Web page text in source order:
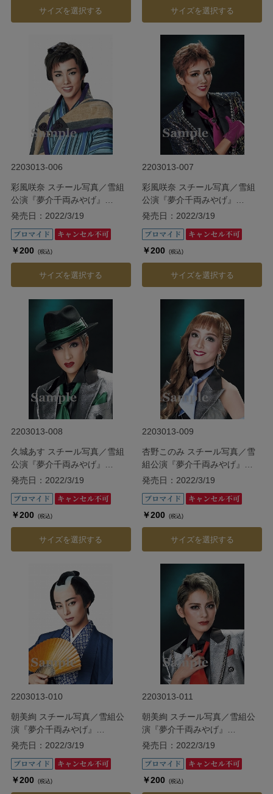
サイズを選択する サイズを選択する
2203013-006
彩風咲奈 スチール写真／雪組
公演『夢介千両みやげ』
『Sensational!』
発売日：2022/3/19
￥200 (税込)
サイズを選択する
2203013-007
彩風咲奈 スチール写真／雪組
公演『夢介千両みやげ』
『Sensational!』
発売日：2022/3/19
￥200 (税込)
サイズを選択する
2203013-008
久城あす スチール写真／雪組
公演『夢介千両みやげ』
『Sensational!』
発売日：2022/3/19
￥200 (税込)
サイズを選択する
2203013-009
杏野このみ スチール写真／雪
組公演『夢介千両みやげ』
『Sensational!』
発売日：2022/3/19
￥200 (税込)
サイズを選択する
2203013-010
朝美絢 スチール写真／雪組公
演『夢介千両みやげ』
『Sensational!』
発売日：2022/3/19
￥200 (税込)
2203013-011
朝美絢 スチール写真／雪組公
演『夢介千両みやげ』
『Sensational!』
発売日：2022/3/19
￥200 (税込)